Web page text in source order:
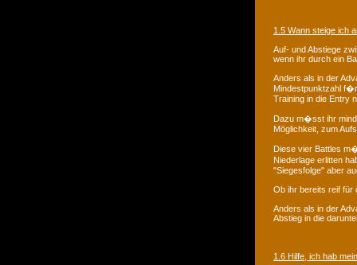
1.5 Wann steige ich
Auf- und Abstiege
wenn ihr durch ein
Anders als in der
Mindestpunktzahl
Training in die Entry
Dazu m�sst ihr
Möglichkeit, zum
Diese vier Battles
Niederlage erlitten
"Siegesfolge" aber
Ob ihr bereits reif für
Anders als in der
Abstieg in die
1.6 Hilfe, ich hab